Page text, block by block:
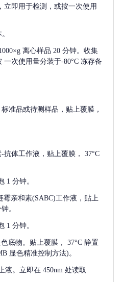
立即用于检测，或按一次使用
离心样品 20 分钟。收集
一次使用量分装于-80°C 冻存备
标准品或待测样品，贴上覆膜，
-抗体工作液，贴上覆膜， 37°C
1 分钟。
霉亲和素(SABC)工作液，贴上
。
1 分钟。
底物。贴上覆膜， 37°C 静置
显色精准控制方法)。
液。立即在 450nm 处读取